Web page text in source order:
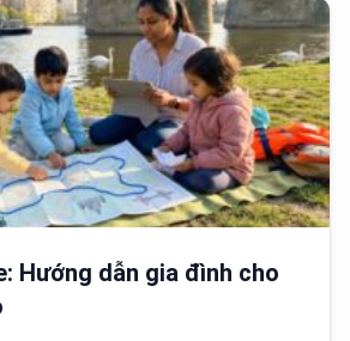
Hướng dẫn gia đình cho